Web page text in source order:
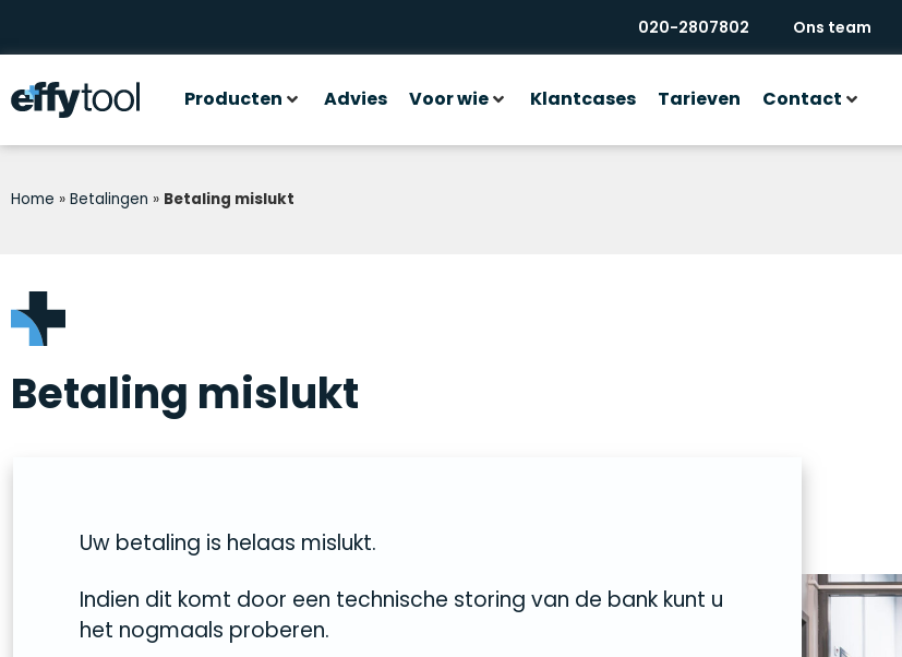
020-2807802 Ons team
Producten Advies Voor wie Klantcases Tarieven Contact
Home » Betalingen » Betaling mislukt
Betaling mislukt
Uw betaling is helaas mislukt.
Indien dit komt door een technische storing van de bank kunt u
het nogmaals proberen.